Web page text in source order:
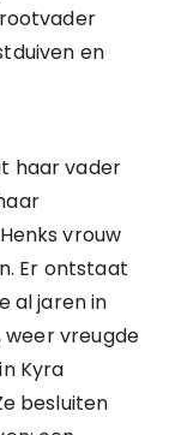
en
haar vader
vrouw
Er ontstaat
al jaren in
vreugde
Kyra
besluiten